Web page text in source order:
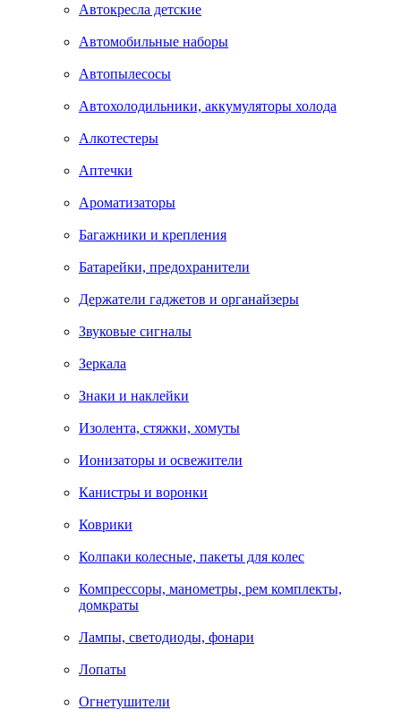
Автокресла детские
Автомобильные наборы
Автопылесосы
Автохолодильники, аккумуляторы холода
Алкотестеры
Аптечки
Ароматизаторы
Багажники и крепления
Батарейки, предохранители
Держатели гаджетов и органайзеры
Звуковые сигналы
Зеркала
Знаки и наклейки
Изолента, стяжки, хомуты
Ионизаторы и освежители
Канистры и воронки
Коврики
Колпаки колесные, пакеты для колес
Компрессоры, манометры, рем комплекты,
домкраты
Лампы, светодиоды, фонари
Лопаты
Огнетушители